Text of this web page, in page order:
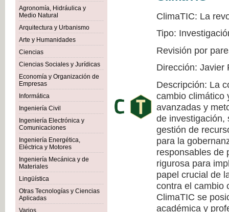
Agronomía, Hidráulica y
Medio Natural
Arquitectura y Urbanismo
Arte y Humanidades
Ciencias
Ciencias Sociales y Jurídicas
Economía y Organización de
Empresas
Informática
Ingeniería Civil
Ingeniería Electrónica y
Comunicaciones
Ingeniería Energética,
Eléctrica y Motores
Ingeniería Mecánica y de
Materiales
Lingüística
Otras Tecnologías y Ciencias
Aplicadas
Varios
ClimaTIC: La
Tipo:
Revisión por
Dirección: Javier
Descripción: La
cambio climático
avanzadas y
de investigación,
gestión de
para la
responsables de
rigurosa para
papel crucial de
contra el cambio
ClimaTIC se
académica y